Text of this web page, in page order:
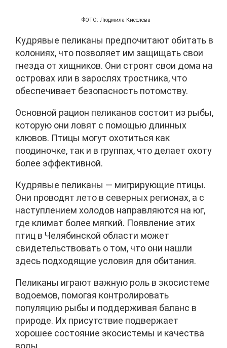
ФОТО: Людмила Киселева
Кудрявые пеликаны предпочитают обитать в
колониях, что позволяет им защищать свои
гнезда от хищников. Они строят свои дома на
островах или в зарослях тростника, что
обеспечивает безопасность потомству.
Основной рацион пеликанов состоит из рыбы,
которую они ловят с помощью длинных
клювов. Птицы могут охотиться как
поодиночке, так и в группах, что делает охоту
более эффективной.
Кудрявые пеликаны — мигрирующие птицы.
Они проводят лето в северных регионах, а с
наступлением холодов направляются на юг,
где климат более мягкий. Появление этих
птиц в Челябинской области может
свидетельствовать о том, что они нашли
здесь подходящие условия для обитания.
Пеликаны играют важную роль в экосистеме
водоемов, помогая контролировать
популяцию рыбы и поддерживая баланс в
природе. Их присутствие подвержает
хорошее состояние экосистемы и качества
воды.